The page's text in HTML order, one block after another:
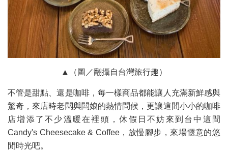
▲（圖／翻攝自台灣旅行趣）
不管是甜點、還是咖啡，每一樣商品都能讓人充滿新鮮感與
驚奇，來店時老闆與闆娘的熱情問候，更讓這間小小的咖啡
店增添了不少溫暖在裡頭，休假日不妨來到台中這間
Candy's Cheesecake & Coffee，放慢腳步，來場愜意的悠
閒時光吧。